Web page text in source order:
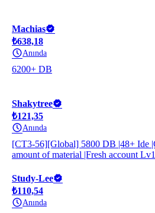
Machias
₺638,18
Anında
6200+ DB
Shakytree
₺121,35
Anında
[CT3-56][Global] 5800 DB |48+ Ide
amount of material |Fresh account Lv1
Study-Lee
₺110,54
Anında